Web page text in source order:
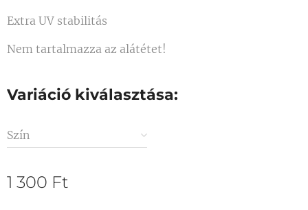
Extra UV stabilitás
Nem tartalmazza az alátétet!
Variáció kiválasztása:
Szín
1 300 Ft